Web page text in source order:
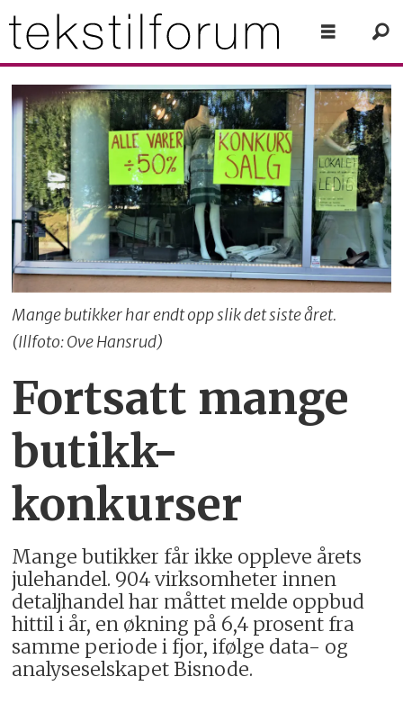
Mange butikker har endt opp slik det siste året.
(Illfoto: Ove Hansrud)
Fortsatt mange
butikk-
konkurser
Mange butikker får ikke oppleve årets
julehandel. 904 virksomheter innen
detaljhandel har måttet melde oppbud
hittil i år, en økning på 6,4 prosent fra
samme periode i fjor, ifølge data- og
analyseselskapet Bisnode.